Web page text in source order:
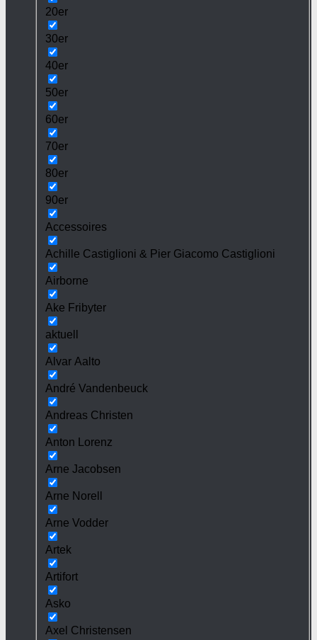
20er
30er
40er
50er
60er
70er
80er
90er
Accessoires
Achille Castiglioni & Pier Giacomo Castiglioni
Airborne
Ake Fribyter
aktuell
Alvar Aalto
André Vandenbeuck
Andreas Christen
Anton Lorenz
Arne Jacobsen
Arne Norell
Arne Vodder
Artek
Artifort
Asko
Axel Christensen